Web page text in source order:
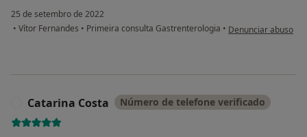
25 de setembro de 2022
• Vítor Fernandes • Primeira consulta Gastrenterologia • na opinião do
Denunciar abuso
Catarina Costa Número de telefone verificado